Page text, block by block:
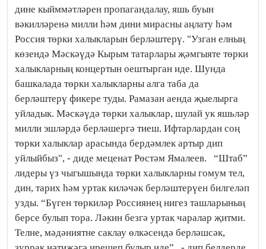
дине кыйммәтләрен пропагандалау, яшь буын
вәкилләренә милли һәм дини мирасны аңлату һәм
Россия төрки халыкларын берләштерү. "Узган елның
көзендә Мәскәүдә Кырым татарлары җәмгыяте төрки
халыкларның концертын оештырган иде. Шунда
башкалада төрки халыкларны алга таба да
берләштерү фикере туды. Рамазан аенда җыелырга
уйладык. Мәскәүдә төрки халыклар, шулай ук яшьләр
милли эшләрдә берләшергә тиеш. Ифтарлардан соң
төрки халыклар арасында бердәмлек артыр дип
уйлыйбыз", - диде меценат Рөстәм Ямалеев. “Штаб”
лидеры үз чыгышында төрки халыкларны гомум тел,
дин, тарих һәм уртак киләчәк берләштерүен билгеләп
узды. “Бүген төркиләр Россиянең нигез ташларының
берсе булып тора. Ләкин безгә уртак чаралар җитми.
Телне, мәдәниятне саклау өлкәсендә берләшсәк,